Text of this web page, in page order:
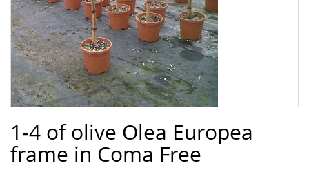
1-4 of olive Olea Europea
frame in Coma Free